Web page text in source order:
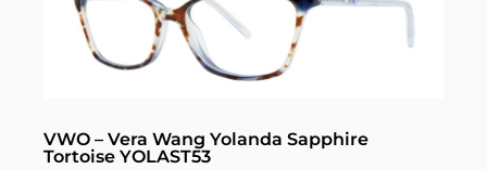
VWO – Vera Wang Yolanda Sapphire
Tortoise YOLAST53